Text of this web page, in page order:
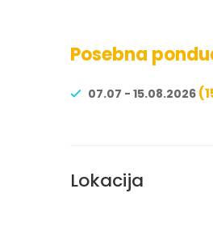
Posebna
07.07 - 15.08.2026
Lokacija